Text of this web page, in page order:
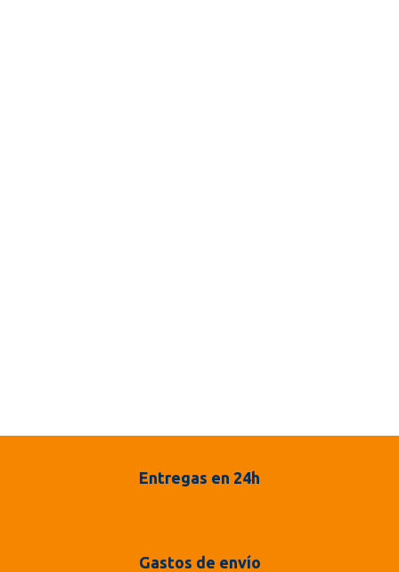
Entregas en 24h
Gastos de envío